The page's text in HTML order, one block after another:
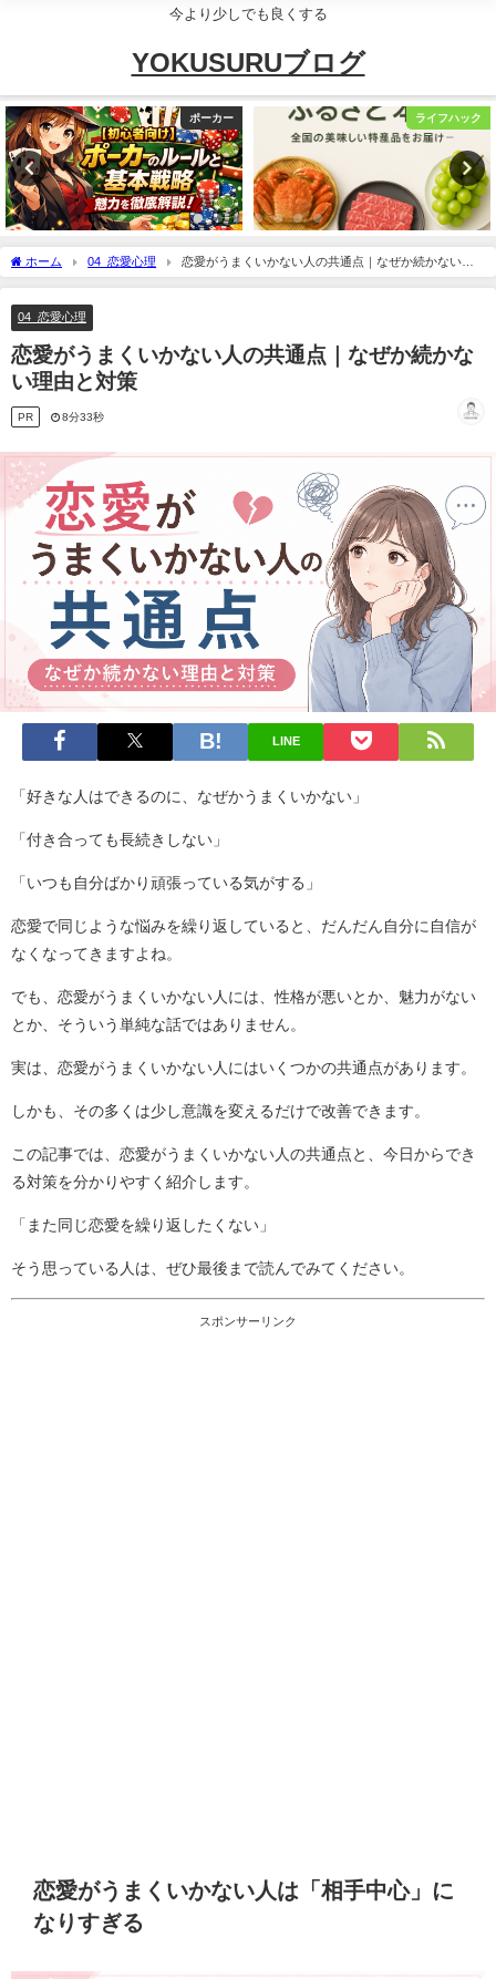
今より少しでも良くする
YOKUSURUブログ
ポーカー ライフハック
ホーム 04_恋愛心理
恋愛がうまくいかない人の共通点｜なぜか続かない理
由と対策
04_恋愛心理
恋愛がうまくいかない人の共通点｜なぜか続かな
い理由と対策
PR 8分33秒
LINE
「好きな人はできるのに、なぜかうまくいかない」
「付き合っても長続きしない」
「いつも自分ばかり頑張っている気がする」
恋愛で同じような悩みを繰り返していると、だんだん自分に自信が
なくなってきますよね。
でも、恋愛がうまくいかない人には、性格が悪いとか、魅力がない
とか、そういう単純な話ではありません。
実は、恋愛がうまくいかない人にはいくつかの共通点があります。
しかも、その多くは少し意識を変えるだけで改善できます。
この記事では、恋愛がうまくいかない人の共通点と、今日からでき
る対策を分かりやすく紹介します。
「また同じ恋愛を繰り返したくない」
そう思っている人は、ぜひ最後まで読んでみてください。
スポンサーリンク
恋愛がうまくいかない人は「相手中心」に
なりすぎる